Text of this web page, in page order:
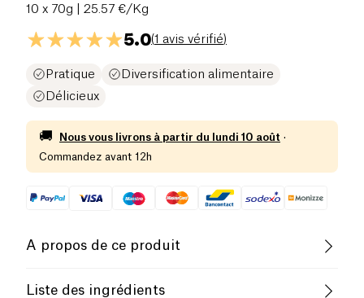
10 x 70g | 25.57 €/Kg
5.0(1 avis vérifié)
Pratique
Diversification alimentaire
Délicieux
🚚 Nous vous livrons à partir du lundi 10 août ·
Commandez avant 12h
A propos de ce produit
Sans gluten (ingrédients)
Liste des ingrédients